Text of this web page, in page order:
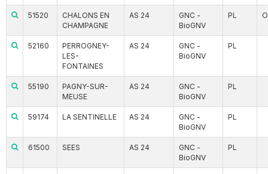
51520
CHALONS EN
CHAMPAGNE
AS 24
GNC -
BioGNV
PL
52160
PERROGNEY-
LES-
FONTAINES
AS 24
GNC -
BioGNV
PL
55190
PAGNY-SUR-
MEUSE
AS 24
GNC -
BioGNV
PL
59174 LA SENTINELLE AS 24
GNC -
BioGNV
PL
61500 SEES AS 24
GNC -
BioGNV
PL